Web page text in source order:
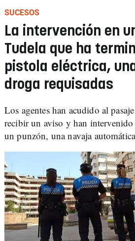
SUCESOS
La intervención en
Tudela que ha
pistola eléctrica,
droga requisadas
Los agentes han acudido al
recibir un aviso y han
un punzón, una navaja